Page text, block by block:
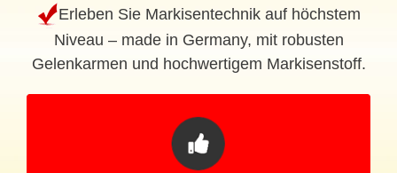
Erleben Sie Markisentechnik auf höchstem
Niveau – made in Germany, mit robusten
Gelenkarmen und hochwertigem Markisenstoff.